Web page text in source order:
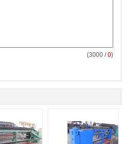
(
0
/ 3000)